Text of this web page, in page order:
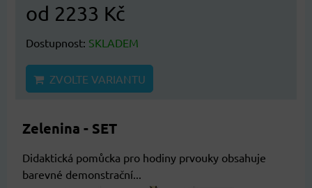
od 2233 Kč
Dostupnost: SKLADEM
ZVOLTE VARIANTU
Zelenina - SET
Didaktická pomůcka pro hodiny prvouky obsahuje
barevné demonstrační...